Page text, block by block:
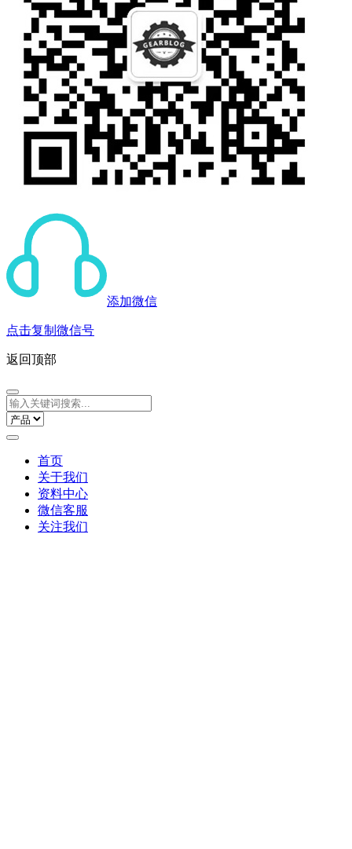
添加微信
点击复制微信号
返回顶部
首页
关于我们
资料中心
微信客服
关注我们